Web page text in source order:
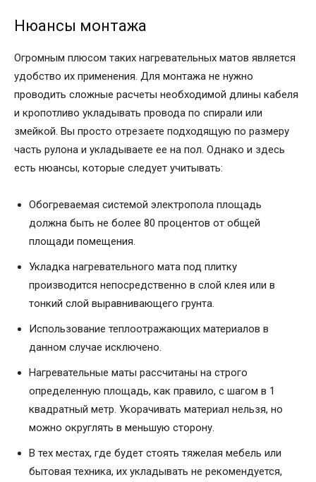
Нюансы монтажа
Огромным плюсом таких нагревательных матов является
удобство их применения. Для монтажа не нужно
проводить сложные расчеты необходимой длины кабеля
и кропотливо укладывать провода по спирали или
змейкой. Вы просто отрезаете подходящую по размеру
часть рулона и укладываете ее на пол. Однако и здесь
есть нюансы, которые следует учитывать:
Обогреваемая системой электропола площадь
должна быть не более 80 процентов от общей
площади помещения.
Укладка нагревательного мата под плитку
производится непосредственно в слой клея или в
тонкий слой выравнивающего грунта.
Использование теплоотражающих материалов в
данном случае исключено.
Нагревательные маты рассчитаны на строго
определенную площадь, как правило, с шагом в 1
квадратный метр. Укорачивать материал нельзя, но
можно округлять в меньшую сторону.
В тех местах, где будет стоять тяжелая мебель или
бытовая техника, их укладывать не рекомендуется,